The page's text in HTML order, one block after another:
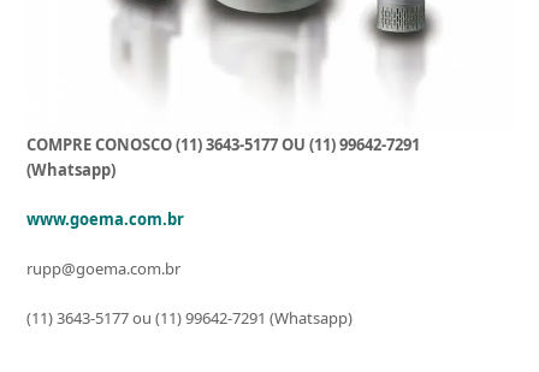
COMPRE CONOSCO (11) 3643-5177 OU (11) 99642-7291
(Whatsapp)
www.goema.com.br
rupp@goema.com.br
(11) 3643-5177 ou (11) 99642-7291 (Whatsapp)